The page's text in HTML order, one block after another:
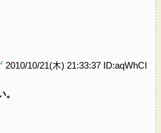
2010/10/21(木) 21:33:37 ID:aqWhCI
。